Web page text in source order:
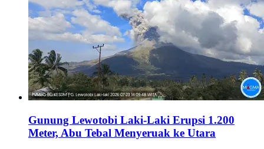
Gunung Lewotobi Laki-Laki Erupsi 1.200
Meter, Abu Tebal Menyeruak ke Utara